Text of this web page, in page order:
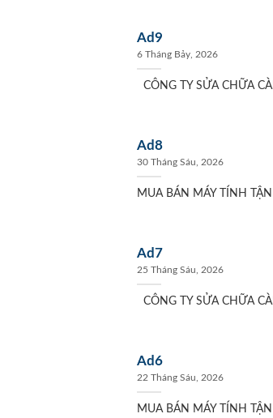
Ad9
6 Tháng Bảy, 2026
CÔNG TY SỬA CHỮA
Ad8
30 Tháng Sáu, 2026
MUA BÁN MÁY TÍNH
Ad7
25 Tháng Sáu, 2026
CÔNG TY SỬA CHỮA
Ad6
22 Tháng Sáu, 2026
MUA BÁN MÁY TÍNH